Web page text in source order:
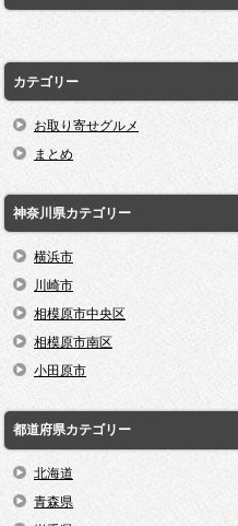
カテゴリー
お取り寄せグルメ
まとめ
神奈川県カテゴリー
横浜市
川崎市
相模原市中央区
相模原市南区
小田原市
都道府県カテゴリー
北海道
青森県